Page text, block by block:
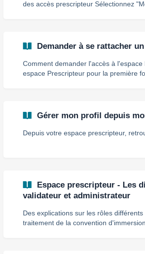
des accès prescripteur Sélectionnez "Mon espace" Cliquez sur "Se connecter avec ProConnect" et
Demander à se rattacher
Comment demander l'accès à l'espace Prescripteur
espace Prescripteur pour la première
Gérer mon profil depuis
Depuis votre espace prescripteur,
Espace prescripteur - Les
validateur et administrateur
Des explications sur les rôles
traitement de la convention d'immersion